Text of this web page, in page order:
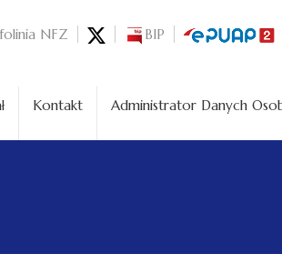
NFZ BIP
Kontakt Administrator Danych